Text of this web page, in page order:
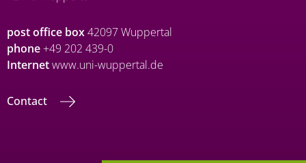
post office box42097 Wuppertal
phone+49 202 439-0
Internetwww.uni-wuppertal.de
Contact